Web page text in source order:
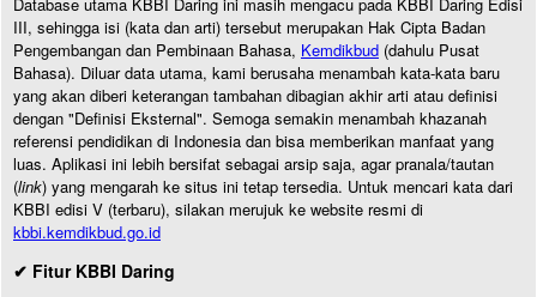
III, sehingga isi (kata dan arti) tersebut merupakan Hak Cipta Badan
Pengembangan dan Pembinaan Bahasa, Kemdikbud (dahulu Pusat
Bahasa). Diluar data utama, kami berusaha menambah kata-kata baru
yang akan diberi keterangan tambahan dibagian akhir arti atau definisi
dengan "Definisi Eksternal". Semoga semakin menambah khazanah
referensi pendidikan di Indonesia dan bisa memberikan manfaat yang
luas. Aplikasi ini lebih bersifat sebagai arsip saja, agar pranala/tautan
(link) yang mengarah ke situs ini tetap tersedia. Untuk mencari kata dari
KBBI edisi V (terbaru), silakan merujuk ke website resmi di
kbbi.kemdikbud.go.id
✔ Fitur KBBI Daring